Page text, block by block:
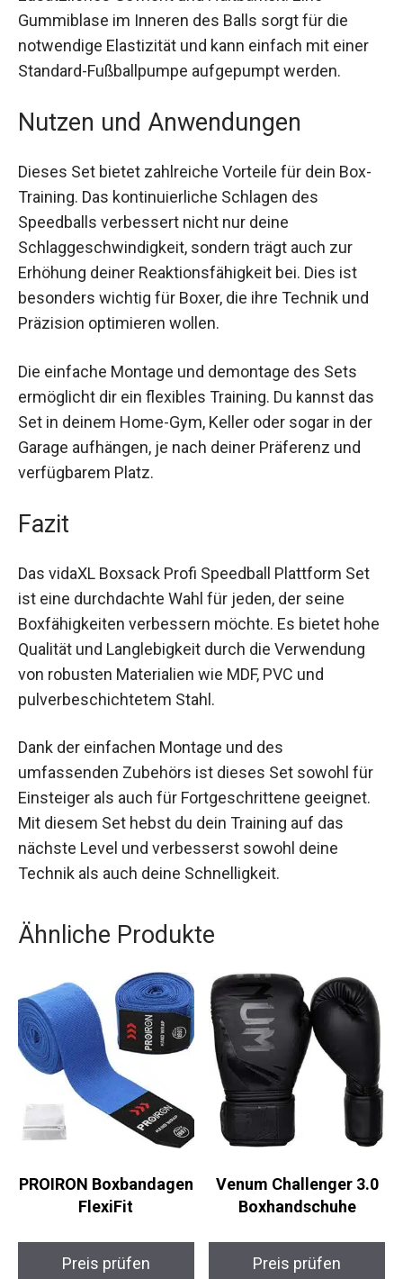
Haltbarkeit. Eine Gummiblase im Inneren des
Balls sorgt für die notwendige Elastizität und
kann einfach mit einer Standard-Fußballpumpe
aufgepumpt werden.
Nutzen und Anwendungen
Dieses Set bietet zahlreiche Vorteile für dein Box-
Training. Das kontinuierliche Schlagen des
Speedballs verbessert nicht nur deine
Schlaggeschwindigkeit, sondern trägt auch zur
Erhöhung deiner Reaktionsfähigkeit bei. Dies ist
besonders wichtig für Boxer, die ihre Technik und
Präzision optimieren wollen.
Die einfache Montage und demontage des Sets
ermöglicht dir ein flexibles Training. Du kannst
das Set in deinem Home-Gym, Keller oder sogar
in der Garage aufhängen, je nach deiner
Präferenz und verfügbarem Platz.
Fazit
Das vidaXL Boxsack Profi Speedball Plattform Set
ist eine durchdachte Wahl für jeden, der seine
Boxfähigkeiten verbessern möchte. Es bietet
hohe Qualität und Langlebigkeit durch die
Verwendung von robusten Materialien wie MDF,
PVC und pulverbeschichtetem Stahl.
Dank der einfachen Montage und des
umfassenden Zubehörs ist dieses Set sowohl
für Einsteiger als auch für Fortgeschrittene
geeignet. Mit diesem Set hebst du dein Training
auf das nächste Level und verbesserst sowohl
deine Technik als auch deine Schnelligkeit.
Ähnliche Produkte
PROIRON
Boxbandagen FlexiFit
Preis prüfen
Venum Challenger 3.0
Boxhandschuhe
Preis prüfen